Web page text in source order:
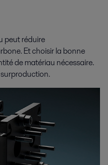
peut réduire
Et choisir la bonne
de matériau nécessaire.